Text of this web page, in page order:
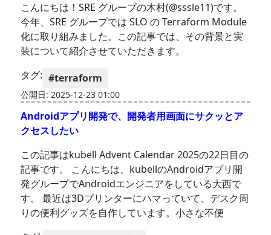
こんにちは！SRE グループの木村(@sssle11)です。
今年、SRE グループでは SLO の Terraform Module
化に取り組みました。この記事では、その背景と実
装について紹介させていただきます。
タグ: #terraform
公開日: 2025-12-23 01:00
Androidアプリ開発で、開発者用画面にサクッとア
クセスしたい
この記事はkubell Advent Calendar 2025の22日目の
記事です。 こんにちは、kubellのAndroidアプリ開
発グループでAndroidエンジニアをしている大西で
す。 最近は3Dプリンターにハマっていて、デスク周
りの便利グッズを自作しています。小さな不便